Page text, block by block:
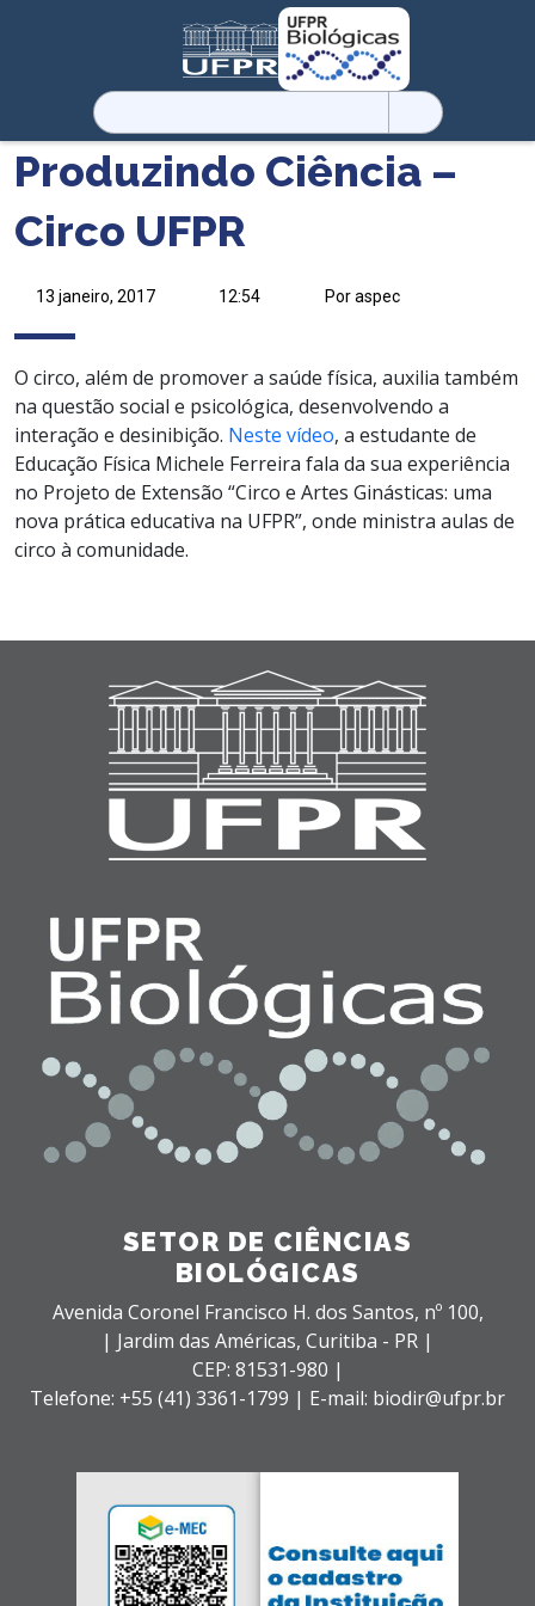
Pesquisar
por:
Produzindo Ciência –
Circo UFPR
13 janeiro, 2017 12:54 Por aspec
O circo, além de promover a saúde física, auxilia também
na questão social e psicológica, desenvolvendo a
interação e desinibição. Neste vídeo, a estudante de
Educação Física Michele Ferreira fala da sua experiência
no Projeto de Extensão “Circo e Artes Ginásticas: uma
nova prática educativa na UFPR”, onde ministra aulas de
circo à comunidade.
SETOR DE CIÊNCIAS
BIOLÓGICAS
Avenida Coronel Francisco H. dos Santos, nº 100,
| Jardim das Américas, Curitiba - PR |
CEP: 81531-980 |
Telefone: +55 (41) 3361-1799 | E-mail: biodir@ufpr.br